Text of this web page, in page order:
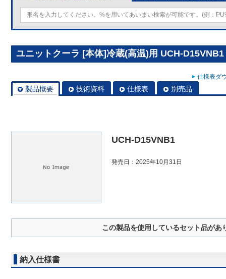
ユニットクーラ [本体]冷蔵(高温)用 UCH-D15VNB1
仕様表ダ
製品概要 技術資料 仕様表 別売品
UCH-D15VNB1
発売日：2025年10月31日
この製品を使用しているセット品があ
納入仕様書